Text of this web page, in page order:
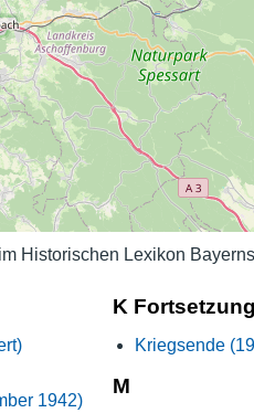
Historischen Lexikon
1942)
K Fortsetzung
Kriegsende
M